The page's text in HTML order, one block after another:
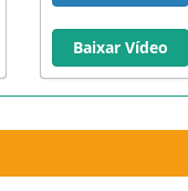
Baixar Vídeo